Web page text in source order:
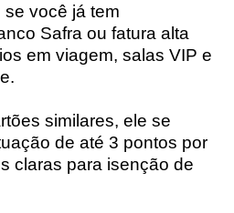
você já tem
Safra ou fatura alta
em viagem, salas VIP e
similares, ele se
de até 3 pontos por
claras para isenção de